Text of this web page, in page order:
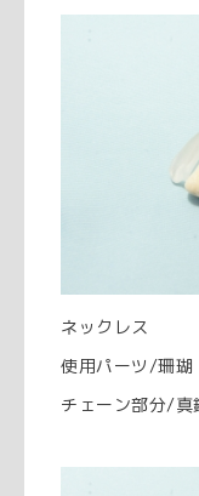
ネックレス
使用パーツ/珊瑚
チェーン部分/